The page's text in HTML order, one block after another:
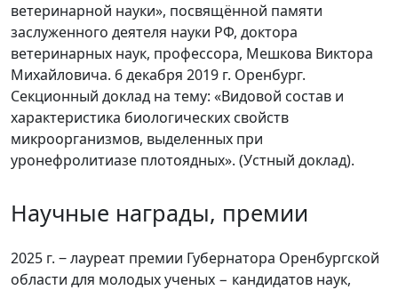
ветеринарной науки», посвящённой памяти
заслуженного деятеля науки РФ, доктора
ветеринарных наук, профессора, Мешкова Виктора
Михайловича. 6 декабря 2019 г. Оренбург.
Секционный доклад на тему: «Видовой состав и
характеристика биологических свойств
микроорганизмов, выделенных при
уронефролитиазе плотоядных». (Устный доклад).
Научные награды, премии
2025 г. ‒ лауреат премии Губернатора Оренбургской
области для молодых ученых − кандидатов наук,